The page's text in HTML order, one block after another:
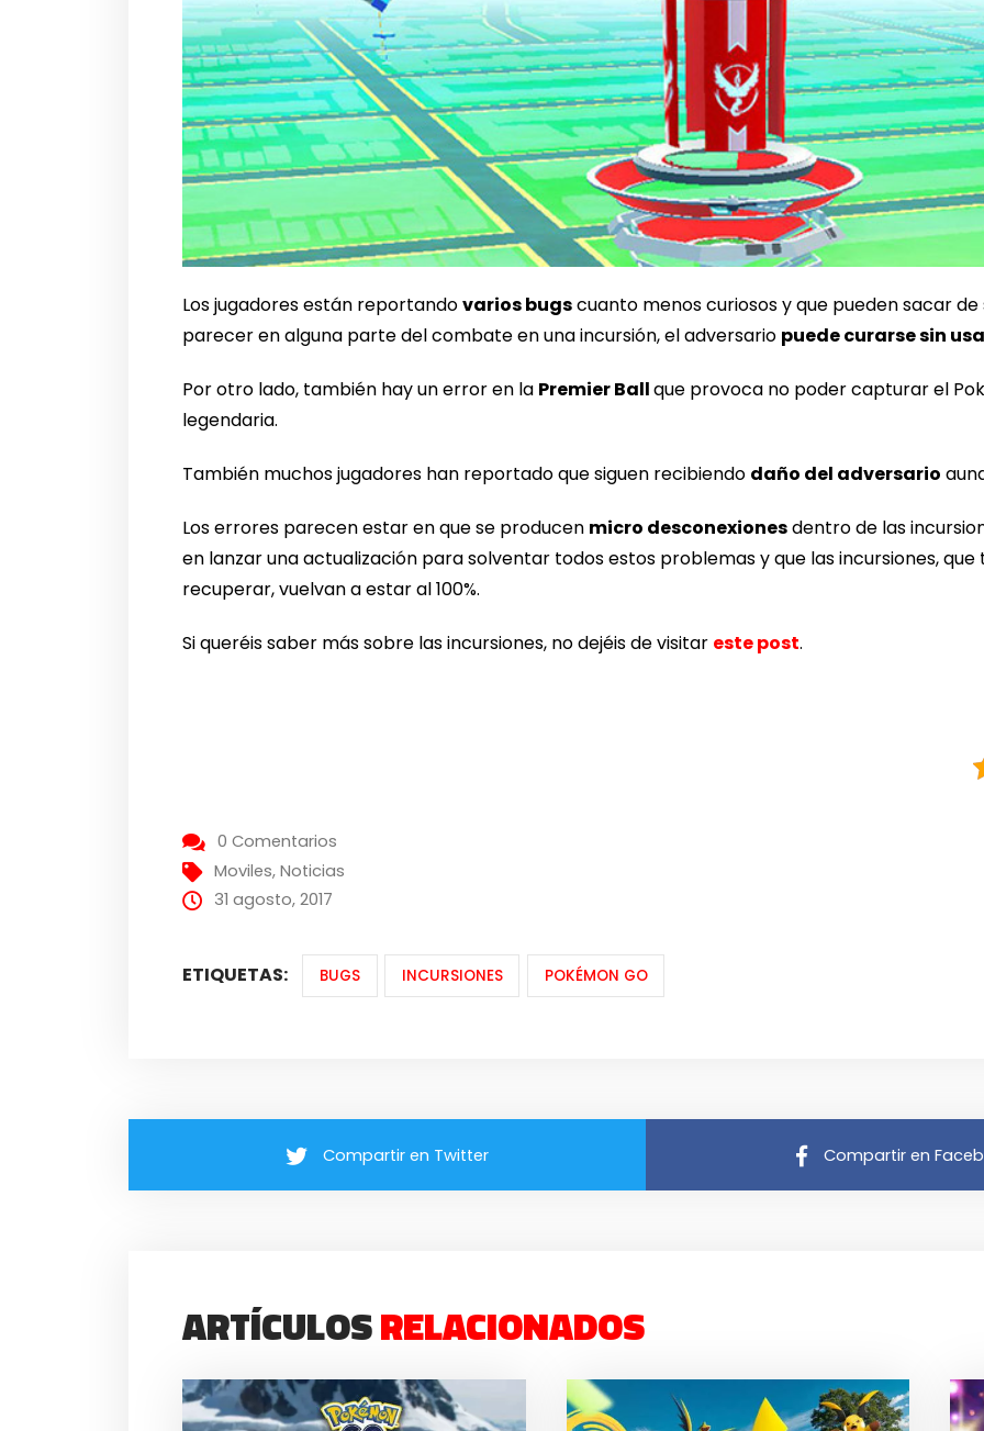
Los jugadores están reportandovarios bugscuanto menos curiosos y que pueden sacar de
parecer en alguna parte del combate en una incursión, el adversario puede curarse sin
Por otro lado, también hay un error en la Premier Ballque provoca no poder capturar el
legendaria.
También muchos jugadores han reportado que siguen recibiendo daño del adversario
Los errores parecen estar en que se producen micro desconexionesdentro de las
en lanzar una actualización para solventar todos estos problemas y que las incursiones,
recuperar, vuelvan a estar al 100%.
Si queréis saber más sobre las incursiones, no dejéis de visitar este post.
0 Comentarios
Moviles,Noticias
31 agosto, 2017
ETIQUETAS: BUGS INCURSIONES POKÉMON GO
Compartir en Twitter Compartir en
ARTÍCULOSRELACIONADOS